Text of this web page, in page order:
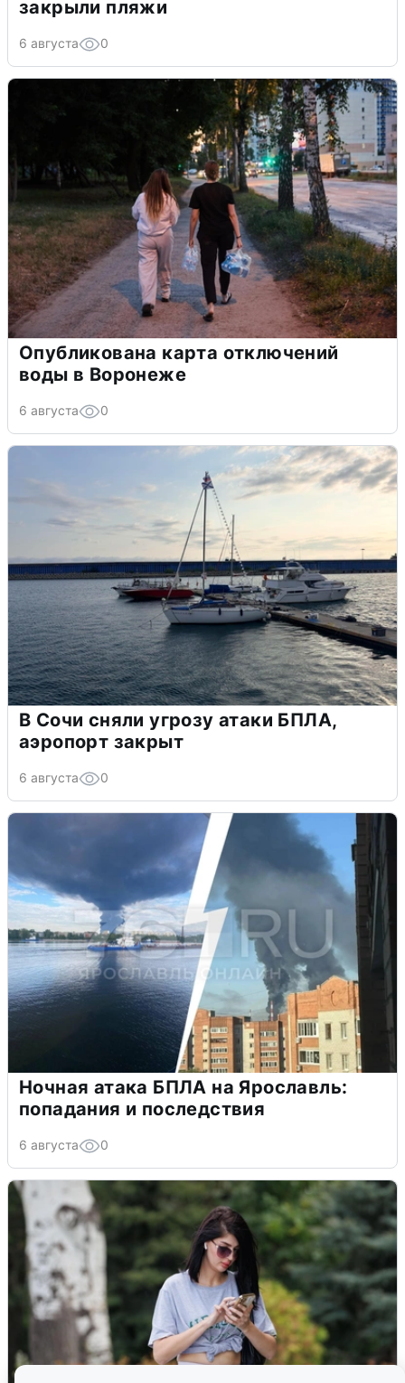
закрыли пляжи
6 августа 0
Опубликована карта отключений
воды в Воронеже
6 августа 0
В Сочи сняли угрозу атаки БПЛА,
аэропорт закрыт
6 августа 0
Ночная атака БПЛА на Ярославль:
попадания и последствия
6 августа 0